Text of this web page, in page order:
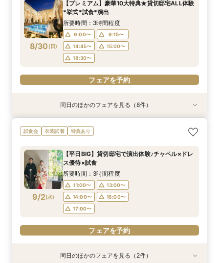
8/29(土)
9:00〜
9:30〜
10:00〜
14:30〜
15:00〜
フェアを予約
8/29(土)
9:00〜
9:30〜
10:00〜
14:30〜
15:00〜
フェアを予約
8/29(土)
9:00〜
9:30〜
10:00〜
14:45〜
15:00〜
フェアを予約
8/29(土)
9:00〜
14:45〜
15:00〜
18:30〜
フェアを予約
8/29(土)
9:00〜
14:45〜
15:00〜
18:30〜
フェアを予約
8/29(土)
9:00〜
14:45〜
15:00〜
18:30〜
フェアを予約
8/29(土)
9:00〜
14:45〜
15:00〜
18:30〜
フェアを予約
8/29(土)
9:00〜
14:45〜
15:00〜
18:30〜
フェアを予約
8/30 (日)
【プレミアム】豪華10大特典★貸切邸宅ALL体験
*挙式*試食*演出
所要時間：3時間程度
9:00〜
9:15〜
14:45〜
15:00〜
18:30〜
フェアを予約
8/30(日)
【遠方の方◎オンライン相談会】スマホで簡単！
豪華5大特典付き
9:00〜
10:00〜
14:30〜
15:00〜
フェアを予約
衣装試着
8/30(日)
【少人数婚に人気*】お得な限定プラン＆会食相
談会×豪華試食付
9:00〜
10:00〜
14:45〜
15:00〜
フェアを予約
衣装試着 特典あり
8/30(日)
【和婚検討&おもてなし重視】優待×贅沢フレン
チ試食付*相談会
9:00〜
14:45〜
15:00〜
18:30〜
フェアを予約
衣装試着 特典あり
8/30(日)
【マタニティ＆パパママキッズ婚】実績豊富！安
心設備＆スタッフ
9:00〜
14:45〜
15:00〜
18:30〜
フェアを予約
衣装試着 特典あり
8/30(日)
【播磨・但馬・丹波カップルにおススメ♪】貸切
体験*試食＆特典付き
9:00〜
14:45〜
15:00〜
18:30〜
フェアを予約
衣装試着 特典あり
8/30(日)
【おもてなし◎料理ランクUP特典】貸切邸宅
ALL体験×国産牛試食
9:00〜
14:45〜
15:00〜
18:30〜
フェアを予約
衣装試着 特典あり
8/30(日)
【大切なペットと一緒に】挙式＆披露宴どちらも
OK！
9:00〜
14:45〜
15:00〜
18:30〜
フェアを予約
衣装試着 特典あり
8/30(日)
≪"憧れ"花嫁体験≫純白クリスタルチャペル×階
段演出★無料試食
9:00〜
14:45〜
15:00〜
18:30〜
フェアを予約
同日のほかのフェアを見る（8件）
試食会 衣装試着 特典あり
9/2(水)
【平日BIG】貸切邸宅で演出体験♪チャペル×ドレ
ス優待×試食
所要時間：3時間程度
11:00〜
13:00〜
14:00〜
16:00〜
17:00〜
フェアを予約
衣装試着同日のほかのフェアを見る（2件）